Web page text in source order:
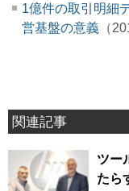
1億件の取引明細
営基盤の意義 （
関連記事
ツー
たら